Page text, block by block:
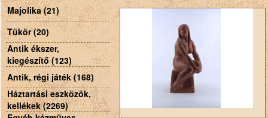
Majolika (21)
Tükör (20)
Antik ékszer,
kiegészítő (123)
Antik, régi játék (168)
Háztartási eszközök,
kellékek (2269)